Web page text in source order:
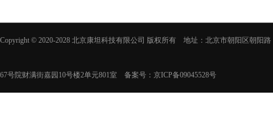
Copyright © 2020-2028 北京康坦科技有限公司 版权所有 地址：北京市朝阳区朝阳路
67号院财满街嘉园10号楼2单元801室 备案号： 京ICP备09045528号